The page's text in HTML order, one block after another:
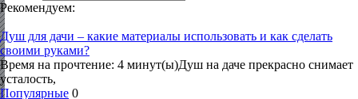
Рекомендуем:
Душ для дачи – какие материалы использовать и как сделать
своими руками?
Время на прочтение: 4 минут(ы)Душ на даче прекрасно снимает
усталость,
Популярные 0